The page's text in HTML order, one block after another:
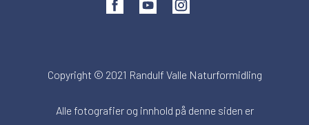
Copyright © 2021 Randulf Valle Naturformidling
Alle fotografier og innhold på denne siden er